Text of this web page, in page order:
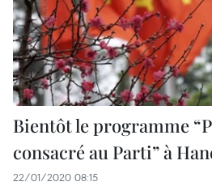
Bientôt le programme
consacré au Parti” à
22/01/2020 08:15